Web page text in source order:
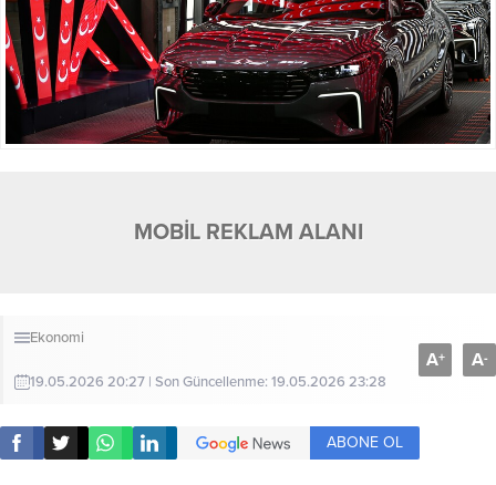
MOBİL REKLAM ALANI
Ekonomi
19.05.2026 20:27 | Son Güncellenme: 19.05.2026 23:28
A+ A-
ABONE OL